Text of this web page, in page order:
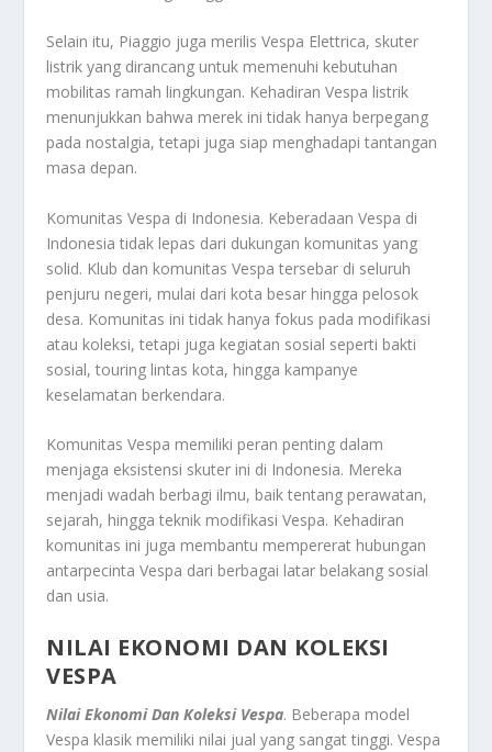
Selain itu, Piaggio juga merilis Vespa Elettrica, skuter
listrik yang dirancang untuk memenuhi kebutuhan
mobilitas ramah lingkungan. Kehadiran Vespa listrik
menunjukkan bahwa merek ini tidak hanya berpegang
pada nostalgia, tetapi juga siap menghadapi tantangan
masa depan.
Komunitas Vespa di Indonesia. Keberadaan Vespa di
Indonesia tidak lepas dari dukungan komunitas yang
solid. Klub dan komunitas Vespa tersebar di seluruh
penjuru negeri, mulai dari kota besar hingga pelosok
desa. Komunitas ini tidak hanya fokus pada modifikasi
atau koleksi, tetapi juga kegiatan sosial seperti bakti
sosial, touring lintas kota, hingga kampanye
keselamatan berkendara.
Komunitas Vespa memiliki peran penting dalam
menjaga eksistensi skuter ini di Indonesia. Mereka
menjadi wadah berbagi ilmu, baik tentang perawatan,
sejarah, hingga teknik modifikasi Vespa. Kehadiran
komunitas ini juga membantu mempererat hubungan
antarpecinta Vespa dari berbagai latar belakang sosial
dan usia.
NILAI EKONOMI DAN KOLEKSI
VESPA
Nilai Ekonomi Dan Koleksi Vespa. Beberapa model
Vespa klasik memiliki nilai jual yang sangat tinggi. Vespa